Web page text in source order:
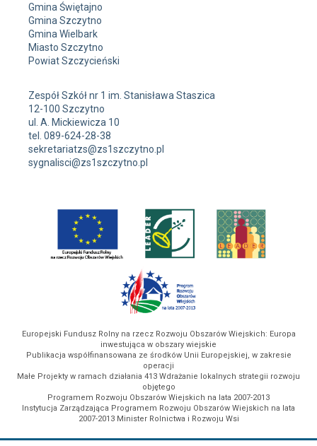
Gmina Świętajno
Gmina Szczytno
Gmina Wielbark
Miasto Szczytno
Powiat Szczycieński
Zespół Szkół nr 1 im. Stanisława Staszica
12-100 Szczytno
ul. A. Mickiewicza 10
tel. 089-624-28-38
sekretariatzs@zs1szczytno.pl
sygnalisci@zs1szczytno.pl
Europejski Fundusz Rolny na rzecz Rozwoju Obszarów Wiejskich: Europa
inwestująca w obszary wiejskie
Publikacja współfinansowana ze środków Unii Europejskiej, w zakresie
operacji
Małe Projekty w ramach działania 413 Wdrażanie lokalnych strategii rozwoju
objętego
Programem Rozwoju Obszarów Wiejskich na lata 2007-2013
Instytucja Zarządzająca Programem Rozwoju Obszarów Wiejskich na lata
2007-2013 Minister Rolnictwa i Rozwoju Wsi